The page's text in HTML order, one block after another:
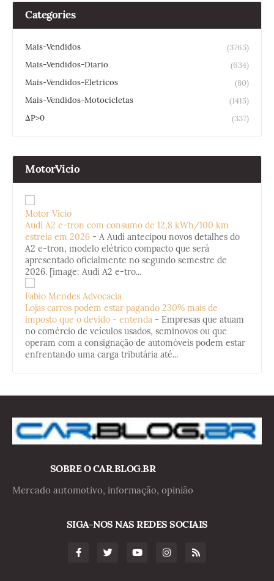
Categories
Mais-Vendidos
(3765)
Mais-Vendidos-Diario
(634)
Mais-Vendidos-Eletricos
(80)
Mais-Vendidos-Motocicletas
(1415)
ΔP>0
(337)
MotorVicio
Motor Vício
Audi A2 e-tron com consumo de 12,8 kWh/100 km
estreia em 2026 - A Audi antecipou novos detalhes do
A2 e-tron, modelo elétrico compacto que será
apresentado oficialmente no segundo semestre de
2026. [image: Audi A2 e-tro...
Fabio Mendes Advocacia
Lojas carros podem estar pagando 230% mais de
imposto que o devido - entenda - Empresas que atuam
no comércio de veículos usados, seminovos ou que
operam com a consignação de automóveis podem estar
enfrentando uma carga tributária até...
SOBRE O CAR.BLOG.BR
Mercado automotivo, informação, opinião
SIGA-NOS NAS REDES SOCIAIS